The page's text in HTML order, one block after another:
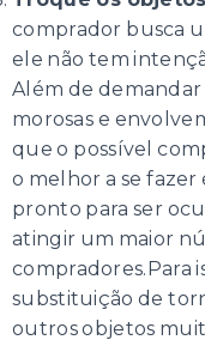
comprador busca
ele não tem
Além de demandar
morosas e
que o possível
o melhor a se
pronto para ser
atingir um maior
compradores.Para
substituição de
outros objetos